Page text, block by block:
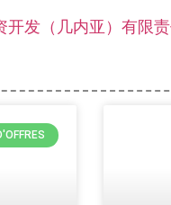
开发（几内亚）有限